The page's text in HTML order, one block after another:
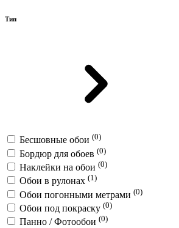
Тип
Бесшовные обои (0)
Бордюр для обоев (0)
Наклейки на обои (0)
Обои в рулонах (1)
Обои погонными метрами (0)
Обои под покраску (0)
Панно / Фотообои (0)